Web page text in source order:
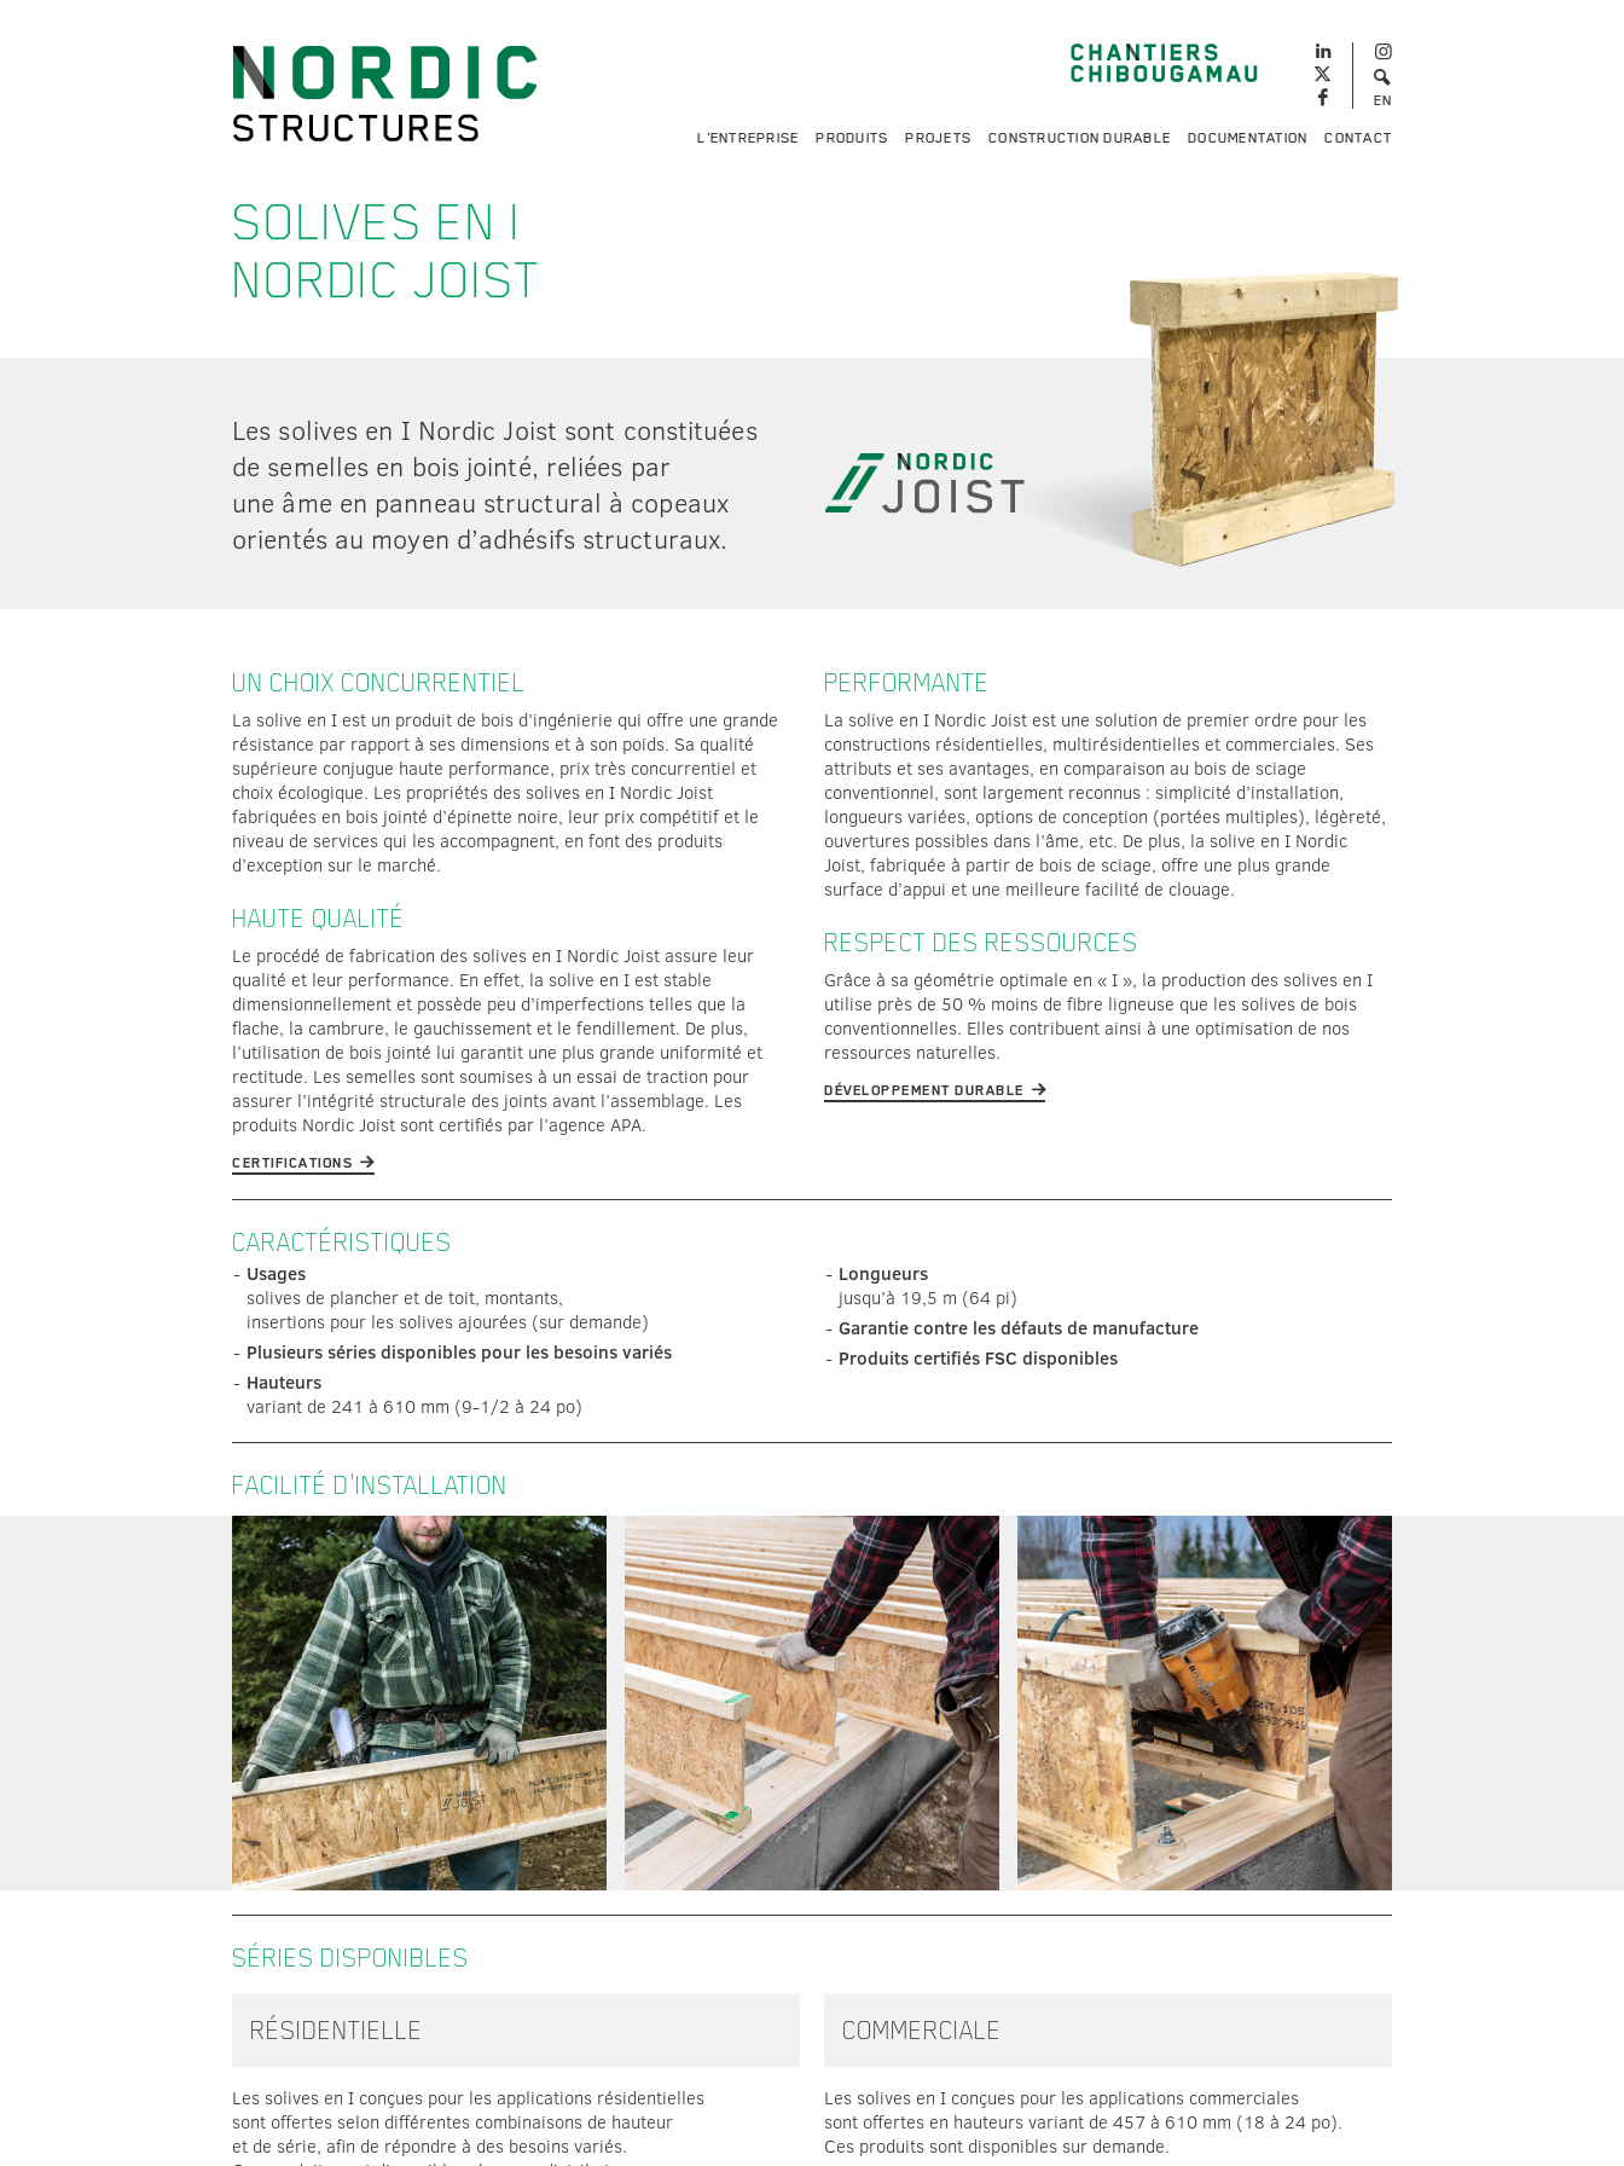
EN
L'ENTREPRISE PRODUITS PROJETS CONSTRUCTION DURABLE DOCUMENTATION CONTACT
SOLIVES EN I
NORDIC JOIST
Les solives en I Nordic Joist sont constituées
de semelles en bois jointé, reliées par
une âme en panneau structural à copeaux
orientés au moyen d’adhésifs structuraux.
UN CHOIX CONCURRENTIEL
La solive en I est un produit de bois d’ingénierie qui offre une grande
résistance par rapport à ses dimensions et à son poids. Sa qualité
supérieure conjugue haute performance, prix très concurrentiel et
choix écologique. Les propriétés des solives en I Nordic Joist
fabriquées en bois jointé d’épinette noire, leur prix compétitif et le
niveau de services qui les accompagnent, en font des produits
d’exception sur le marché.
HAUTE QUALITÉ
Le procédé de fabrication des solives en I Nordic Joist assure leur
qualité et leur performance. En effet, la solive en I est stable
dimensionnellement et possède peu d’imperfections telles que la
flache, la cambrure, le gauchissement et le fendillement. De plus,
l’utilisation de bois jointé lui garantit une plus grande uniformité et
rectitude. Les semelles sont soumises à un essai de traction pour
assurer l’intégrité structurale des joints avant l’assemblage. Les
produits Nordic Joist sont certifiés par l’agence APA.
CERTIFICATIONS
PERFORMANTE
La solive en I Nordic Joist est une solution de premier ordre pour les
constructions résidentielles, multirésidentielles et commerciales. Ses
attributs et ses avantages, en comparaison au bois de sciage
conventionnel, sont largement reconnus : simplicité d’installation,
longueurs variées, options de conception (portées multiples), légèreté,
ouvertures possibles dans l’âme, etc. De plus, la solive en I Nordic
Joist, fabriquée à partir de bois de sciage, offre une plus grande
surface d’appui et une meilleure facilité de clouage.
RESPECT DES RESSOURCES
Grâce à sa géométrie optimale en « I », la production des solives en I
utilise près de 50 % moins de fibre ligneuse que les solives de bois
conventionnelles. Elles contribuent ainsi à une optimisation de nos
ressources naturelles.
DÉVELOPPEMENT DURABLE
CARACTÉRISTIQUES
Usages
solives de plancher et de toit, montants,
insertions pour les solives ajourées (sur demande)
Plusieurs séries disponibles pour les besoins variés
Hauteurs
variant de 241 à 610 mm (9-1/2 à 24 po)
Longueurs
jusqu’à 19,5 m (64 pi)
Garantie contre les défauts de manufacture
Produits certifiés FSC disponibles
FACILITÉ D'INSTALLATION
SÉRIES DISPONIBLES
RÉSIDENTIELLE
Les solives en I conçues pour les applications résidentielles
sont offertes selon différentes combinaisons de hauteur
et de série, afin de répondre à des besoins variés.
COMMERCIALE
Les solives en I conçues pour les applications commerciales
sont offertes en hauteurs variant de 457 à 610 mm (18 à 24 po).
Ces produits sont disponibles sur demande.